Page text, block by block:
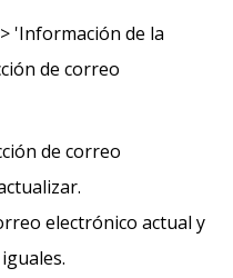
'Información de la
de correo
de correo
electrónico actual y